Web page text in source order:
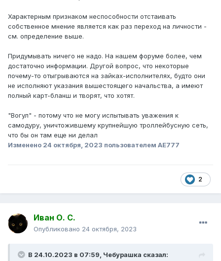
Характерным признаком неспособности отстаивать
собственное мнение является как раз переход на личности -
см. определение выше.
Придумывать ничего не надо. На нашем форуме более, чем
достаточно информации. Другой вопрос, что некоторые
почему-то отыгрываются на зайках-исполнителях, будто они
не исполняют указания вышестоящего начальства, а имеют
полный карт-бланш и творят, что хотят.
"Вогул" - потому что не могу испытывать уважения к
самодуру, уничтожившему крупнейшую троллейбусную сеть,
что бы он там еще ни делал
Изменено 24 октября, 2023 пользователем AE777
2
Иван О. С.
Опубликовано 24 октября, 2023
В 24.10.2023 в 07:59, Чебурашка сказал: